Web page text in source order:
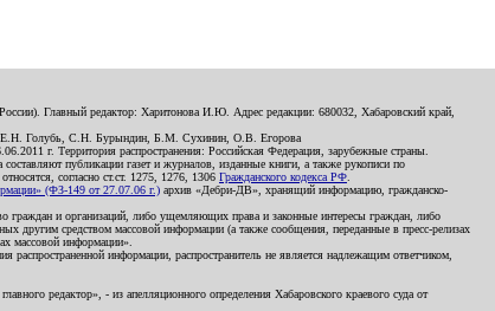
Главный редактор: Харитонова И.Ю. Адрес редакции: 680032, Хабаровский край,
Е.Н. Голубь, С.Н. Бурындин, Б.М. Сухинин, О.В. Егорова
г. Территория распространения: Российская Федерация, зарубежные страны.
публикации газет и журналов, изданные книги, а также рукописи по
согласно ст.ст. 1275, 1276, 1306 Гражданского кодекса РФ
(ФЗ-149 от 27.07.06 г.) архив «Дебри-ДВ», хранящий информацию, гражданско-
граждан и организаций, либо ущемляющих права и законные интересы граждан, либо
другим средством массовой информации (а также сообщения, переданные в пресс-релизах
массовой информации».
информации, распространитель не является надлежащим ответчиком,
редактор», - из апелляционного определения Хабаровского краевого суда от